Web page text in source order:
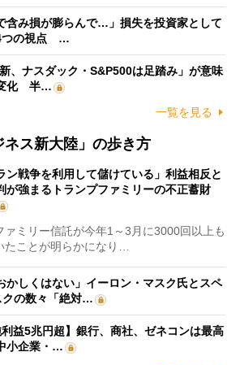
含み損が膨らんで…」損失を投資家として
つの視点 …
、ナスダック・S&P500は足踏み」が意味
変化 半…
一覧を見る
ネス新大陸」の歩き方
ン戦争を利用して儲けている」利益相反と
が強まるトランプファミリーの不正蓄財
ミリー信託が今年1～3月に3000回以上も
たことが明らかになり…
かしくはない」イーロン・マスク氏とスペ
クの数々「絶対…
利益5兆円超】銀行、商社、ゼネコンは最高
小企業・…